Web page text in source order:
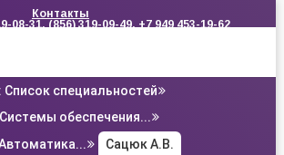
Контакты
08-31, (856) 319-09-49, +7 949 453-19-62
специальностей
обеспечения...
Сацюк А.В.